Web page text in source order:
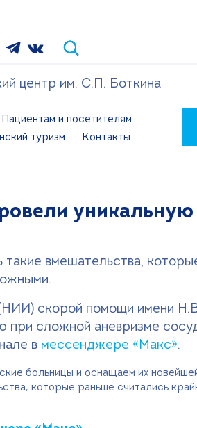
центр им. С.П. Боткина
Пациентам и посетителям
туризм Контакты
вмешательства,
скорой помощи имени
сложной аневризме
в мессенджере «Макс».
больницы и оснащаем их
которые раньше считались